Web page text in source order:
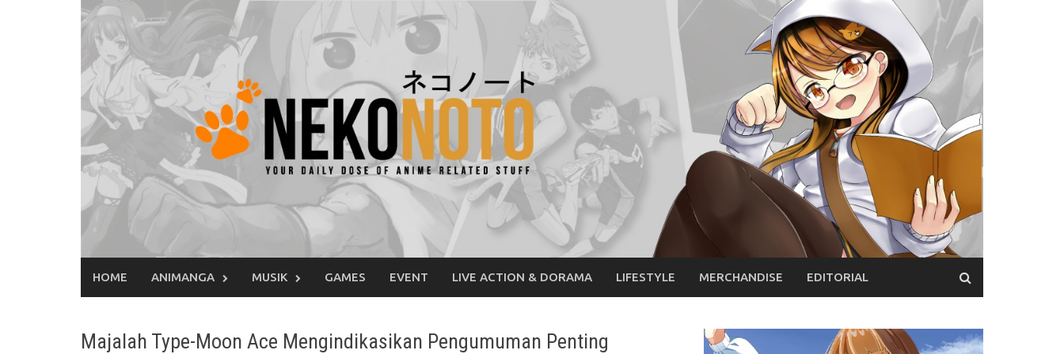
HOME ANIMANGA MUSIK GAMES EVENT LIVE ACTION & DORAMA LIFESTYLE MERCHANDISE EDITORIAL
Majalah Type-Moon Ace Mengindikasikan Pengumuman Penting